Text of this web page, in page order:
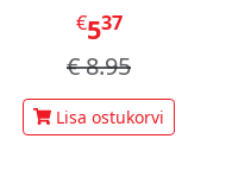
€537
€8.95
Lisa ostukorvi